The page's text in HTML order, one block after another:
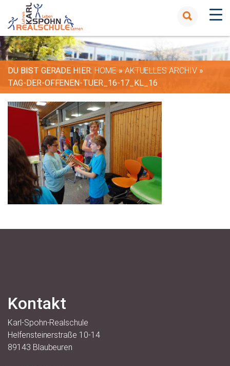
DU BIST GERADE HIER: HOME » AKTUELLES ARCHIV»
TAG-DER-OFFENEN-TUER_16-17_KL_16
Kontakt
Karl-Spohn-Realschule
Helfensteinerstraße 10-14
89143 Blaubeuren